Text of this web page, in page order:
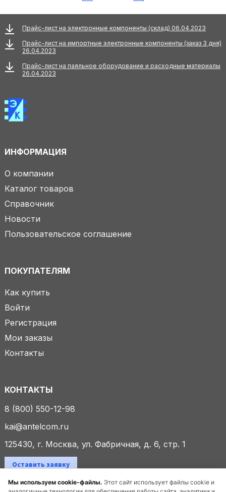
Мы используем cookie-файлы. Этот сайт использует файлы cookie и
Прайс-лист на электронные компоненты (склад) 06.04.2023
Прайс-лист на импортные электронные компоненты (заказ 3 дня)
26.04.2023
Прайс-лист на паяльное оборудование и расходные материалы
26.04.2023
ИНФОРМАЦИЯ
О компании
Каталог товаров
Справочник
Новости
Пользовательское соглашение
ПОКУПАТЕЛЯМ
Как купить
Войти
Регистрация
Мои заказы
Контакты
КОНТАКТЫ
8 (800) 550-12-98
kai@antelcom.ru
125430, г. Москва, ул. Фабричная, д. 6, стр. 1
Оставить заявку